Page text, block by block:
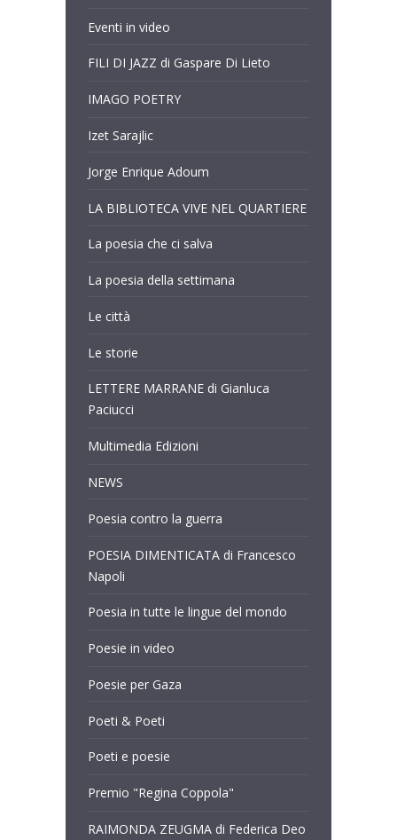
Eventi in video
FILI DI JAZZ di Gaspare Di Lieto
IMAGO POETRY
Izet Sarajlic
Jorge Enrique Adoum
LA BIBLIOTECA VIVE NEL QUARTIERE
La poesia che ci salva
La poesia della settimana
Le città
Le storie
LETTERE MARRANE di Gianluca
Paciucci
Multimedia Edizioni
NEWS
Poesia contro la guerra
POESIA DIMENTICATA di Francesco
Napoli
Poesia in tutte le lingue del mondo
Poesie in video
Poesie per Gaza
Poeti & Poeti
Poeti e poesie
Premio "Regina Coppola"
RAIMONDA ZEUGMA di Federica Deo